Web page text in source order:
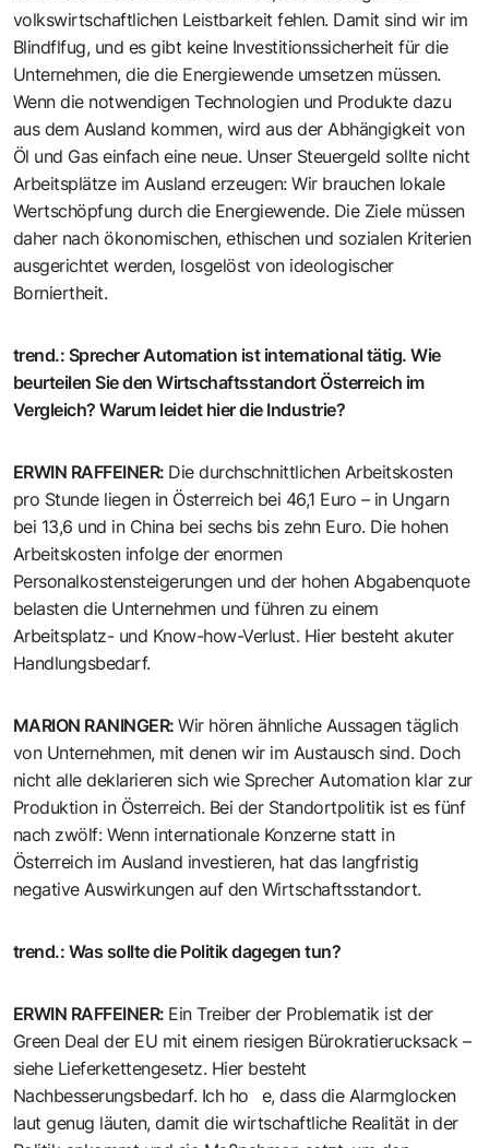
volkswirtschaftlichen Leistbarkeit fehlen. Damit sind wir im
Blindflfug, und es gibt keine Investitionssicherheit für die
Unternehmen, die die Energiewende umsetzen müssen.
Wenn die notwendigen Technologien und Produkte dazu
aus dem Ausland kommen, wird aus der Abhängigkeit von
Öl und Gas einfach eine neue. Unser Steuergeld sollte nicht
Arbeitsplätze im Ausland erzeugen: Wir brauchen lokale
Wertschöpfung durch die Energiewende. Die Ziele müssen
daher nach ökonomischen, ethischen und sozialen Kriterien
ausgerichtet werden, losgelöst von ideologischer
Borniertheit.
trend.: Sprecher Automation ist international tätig. Wie
beurteilen Sie den Wirtschaftsstandort Österreich im
Vergleich? Warum leidet hier die Industrie?
ERWIN RAFFEINER: Die durchschnittlichen Arbeitskosten
pro Stunde liegen in Österreich bei 46,1 Euro – in Ungarn
bei 13,6 und in China bei sechs bis zehn Euro. Die hohen
Arbeitskosten infolge der enormen
Personalkostensteigerungen und der hohen Abgabenquote
belasten die Unternehmen und führen zu einem
Arbeitsplatz- und Know-how-Verlust. Hier besteht akuter
Handlungsbedarf.
MARION RANINGER:Wir hören ähnliche Aussagen täglich
von Unternehmen, mit denen wir im Austausch sind. Doch
nicht alle deklarieren sich wie Sprecher Automation klar zur
Produktion in Österreich. Bei der Standortpolitik ist es fünf
nach zwölf: Wenn internationale Konzerne statt in
Österreich im Ausland investieren, hat das langfristig
negative Auswirkungen auf den Wirtschaftsstandort.
trend.: Was sollte die Politik dagegen tun?
ERWIN RAFFEINER: Ein Treiber der Problematik ist der
Green Deal der EU mit einem riesigen Bürokratierucksack –
siehe Lieferkettengesetz. Hier besteht
Nachbesserungsbedarf. Ich ho e, dass die Alarmglocken
laut genug läuten, damit die wirtschaftliche Realität in der